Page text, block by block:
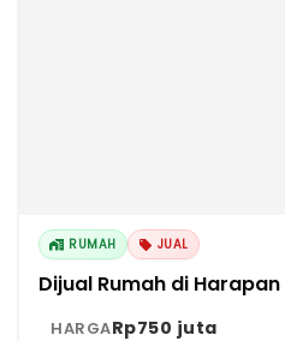
RUMAH JUAL
Dijual Rumah di
HARGARp750 juta